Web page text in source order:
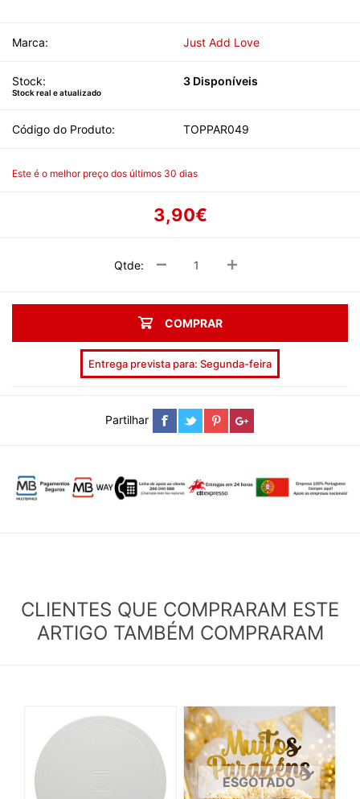
Marca: Just Add Love
Stock: 3 Disponíveis
Stock real e atualizado
Código do Produto: TOPPAR049
Este é o melhor preço dos últimos 30 dias
3,90€
Qtde:
COMPRAR
Entrega prevista para: Segunda-feira
Partilhar
CLIENTES QUE COMPRARAM ESTE
ARTIGO TAMBÉM COMPRARAM
ESGOTADO